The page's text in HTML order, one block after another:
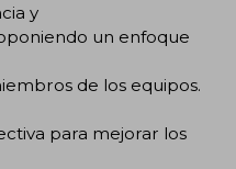
y
un enfoque
de los equipos.
para mejorar los